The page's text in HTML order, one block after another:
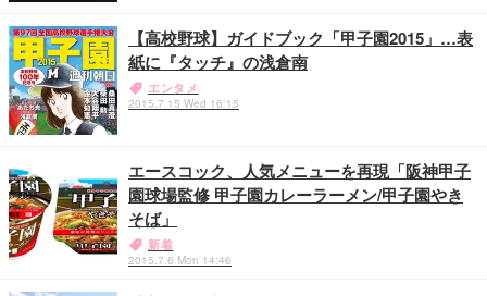
【高校野球】ガイドブック「甲子園2015」…表
紙に『タッチ』の浅倉南
エンタメ
2015.7.15 Wed 16:15
エースコック、人気メニューを再現「阪神甲子
園球場監修 甲子園カレーラーメン/甲子園やき
そば」
新着
2015.7.6 Mon 14:46